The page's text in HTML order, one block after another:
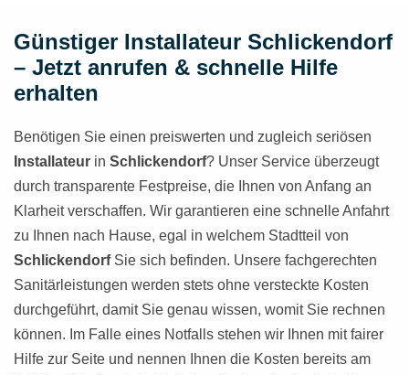
Günstiger Installateur Schlickendorf
– Jetzt anrufen & schnelle Hilfe
erhalten
Benötigen Sie einen preiswerten und zugleich seriösen
Installateur in Schlickendorf? Unser Service überzeugt
durch transparente Festpreise, die Ihnen von Anfang an
Klarheit verschaffen. Wir garantieren eine schnelle Anfahrt
zu Ihnen nach Hause, egal in welchem Stadtteil von
SchlickendorfSie sich befinden. Unsere fachgerechten
Sanitärleistungen werden stets ohne versteckte Kosten
durchgeführt, damit Sie genau wissen, womit Sie rechnen
können. Im Falle eines Notfalls stehen wir Ihnen mit fairer
Hilfe zur Seite und nennen Ihnen die Kosten bereits am